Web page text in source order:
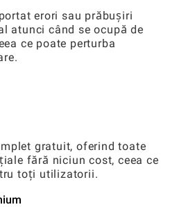
erori sau prăbușiri
atunci când se ocupă de
ce poate perturba
gratuit, oferind toate
fără niciun cost, ceea ce
toți utilizatorii.